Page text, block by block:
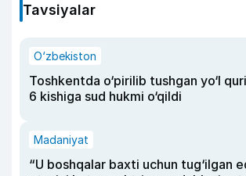
Tavsiyalar
O‘zbekiston
Toshkentda o‘pirilib tushgan yo‘l
6 kishiga sud hukmi o‘qildi
Madaniyat
“U boshqalar baxti uchun tug‘ilgan